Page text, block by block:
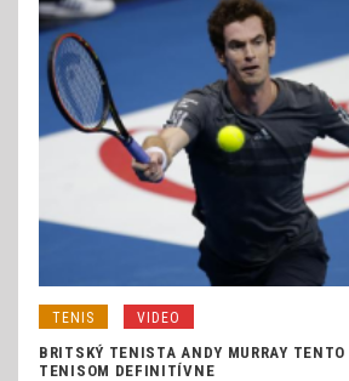
TENIS VIDEO
BRITSKÝ TENISTA ANDY MURRAY TENTO
TENISOM DEFINITÍVNE